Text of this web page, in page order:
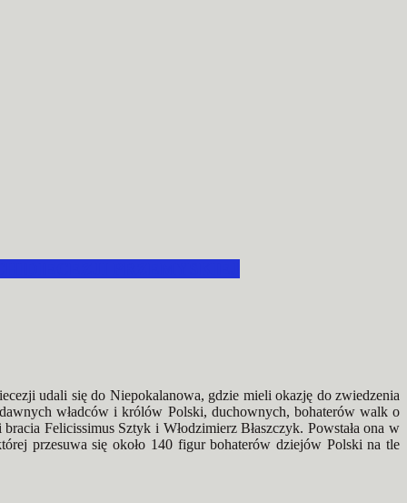
udali się do Niepokalanowa, gdzie mieli okazję do zwiedzenia
władców i królów Polski, duchownych, bohaterów walk o
Felicissimus Sztyk i Włodzimierz Błaszczyk. Powstała ona w
przesuwa się około 140 figur bohaterów dziejów Polski na tle